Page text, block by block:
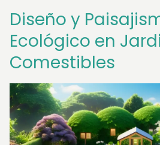
Diseño y
Ecológico en
Comestibles